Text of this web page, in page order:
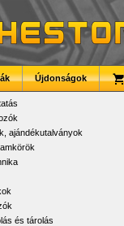
Újdonságok
ajándékutalványok
és tárolás